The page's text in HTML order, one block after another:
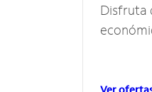
Disfruta